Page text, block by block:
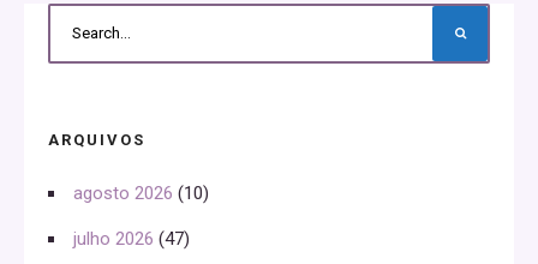
ARQUIVOS
agosto 2026 (10)
julho 2026 (47)